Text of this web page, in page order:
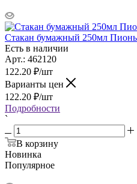
Стакан бумажный 250мл
Есть в наличии
Арт.: 462120
122.20 ₽/шт
Варианты цен
122.20 ₽/шт
Подробности
`
В корзину
Новинка
Популярное